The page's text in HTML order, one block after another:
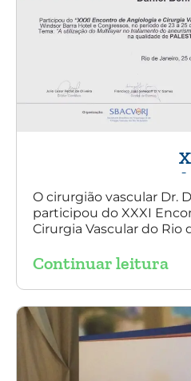
O cirurgião vascular Dr.
participou do XXXI
Cirurgia Vascular do Rio
multilayer no
Continuar leitura